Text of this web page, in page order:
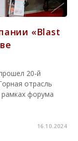
«Blast
20-й
отрасль
форума
16.10.2024